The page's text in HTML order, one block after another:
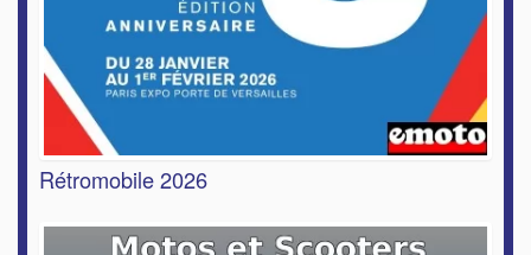
Rétromobile 2026